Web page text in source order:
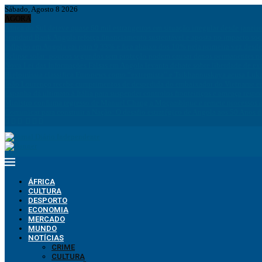
Sábado, Agosto 8 2026
ÁFRICA
CULTURA
DESPORTO
ECONOMIA
MERCADO
MUNDO
NOTÍCIAS
CRIME
CULTURA